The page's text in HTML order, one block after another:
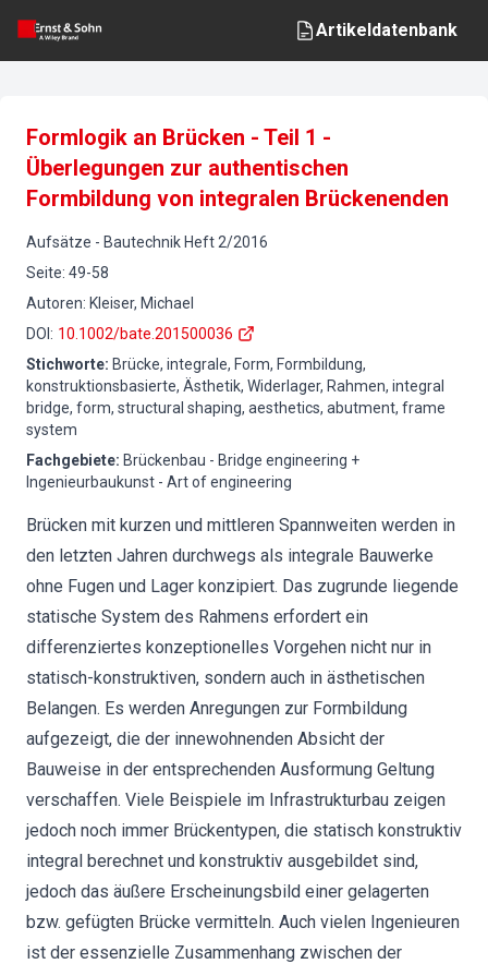
Artikeldatenbank
Formlogik an Brücken - Teil 1 -
Überlegungen zur authentischen
Formbildung von integralen Brückenenden
Aufsätze - Bautechnik Heft 2/2016
Seite: 49-58
Autoren: Kleiser, Michael
DOI : 10.1002/bate.201500036
Stichworte: Brücke, integrale, Form, Formbildung,
konstruktionsbasierte, Ästhetik, Widerlager, Rahmen, integral
bridge, form, structural shaping, aesthetics, abutment, frame
system
Fachgebiete: Brückenbau - Bridge engineering +
Ingenieurbaukunst - Art of engineering
Brücken mit kurzen und mittleren Spannweiten werden in
den letzten Jahren durchwegs als integrale Bauwerke
ohne Fugen und Lager konzipiert. Das zugrunde liegende
statische System des Rahmens erfordert ein
differenziertes konzeptionelles Vorgehen nicht nur in
statisch-konstruktiven, sondern auch in ästhetischen
Belangen. Es werden Anregungen zur Formbildung
aufgezeigt, die der innewohnenden Absicht der
Bauweise in der entsprechenden Ausformung Geltung
verschaffen. Viele Beispiele im Infrastrukturbau zeigen
jedoch noch immer Brückentypen, die statisch konstruktiv
integral berechnet und konstruktiv ausgebildet sind,
jedoch das äußere Erscheinungsbild einer gelagerten
bzw. gefügten Brücke vermitteln. Auch vielen Ingenieuren
ist der essenzielle Zusammenhang zwischen der